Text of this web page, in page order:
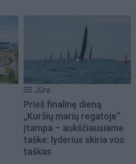
Jūra
Prieš finalinę dieną
„Kuršių marių regatoje“
įtampa – aukščiausiame
taške: lyderius skiria vos
taškas